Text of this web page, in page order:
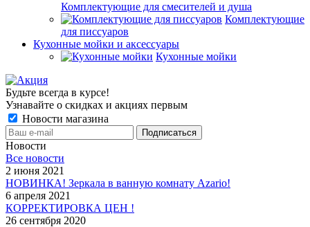
Комплектующие для смесителей и душа
Комплектующие
для писсуаров
Кухонные мойки и аксессуары
Кухонные мойки
Будьте всегда в курсе!
Узнавайте о скидках и акциях первым
Новости магазина
Новости
Все новости
2 июня 2021
НОВИНКА! Зеркала в ванную комнату Azario!
6 апреля 2021
КОРРЕКТИРОВКА ЦЕН !
26 сентября 2020